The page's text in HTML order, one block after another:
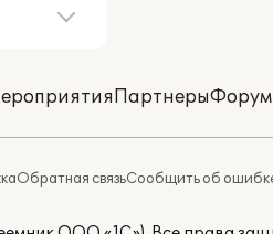
ПартнерыФорум
Обратная связьСообщить об